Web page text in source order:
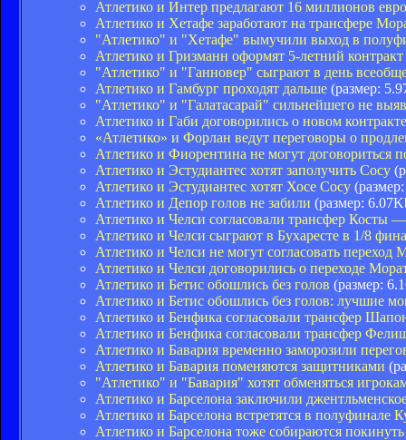
Атлетико и Интер предлагают 16 миллионов
Атлетико и Хетафе заработают на трансфере
"Атлетико" и "Хетафе" вымучили выход в
Атлетико и Гризманн оформят 5-летний контракт
"Атлетико" и "Ганновер" сыграют в день
Атлетико и Гамбург проходят дальше (размер:
"Атлетико" и "Галатасарай" сильнейшего не
Атлетико и Габи договорились о новом контракте
«Атлетико» и Форлан ведут переговоры о
Атлетико и Фиорентина не могут договориться
Атлетико и Эстудиантес хотят заполучить Сосу
Атлетико и Эстудиантес хотят Хосе Сосу
Атлетико и Депор голов не забили (размер:
Атлетико и Челси согласовали трансфер
Атлетико и Челси сыграют в Бухаресте в 1/8
Атлетико и Челси не могут согласовать переход
Атлетико и Челси договорились о переходе
Атлетико и Бетис обошлись без голов (размер:
Атлетико и Бетис обошлись без голов: лучшие
Атлетико и Бенфика согласовали трансфер
Атлетико и Бенфика согласовали трансфер
Атлетико и Бавария временно заморозили
Атлетико и Бавария поменяются защитниками
"Атлетико" и "Бавария" хотят обменяться
Атлетико и Барселона заключили
Атлетико и Барселона встретятся в полуфинале
Атлетико и Барселона тоже собираются